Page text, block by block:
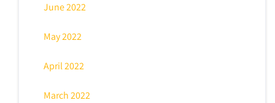
June 2022
May 2022
April 2022
March 2022